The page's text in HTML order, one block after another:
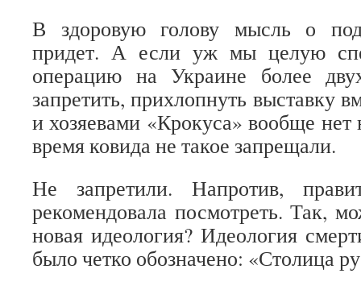
В здоровую голову мысль о
придет. А если уж мы целую
операцию на Украине более
запретить, прихлопнуть выставку
и хозяевами «Крокуса» вообще
время ковида не такое запрещали.
Не запретили. Напротив,
рекомендовала посмотреть. Так,
новая идеология? Идеология
было четко обозначено: «Столица